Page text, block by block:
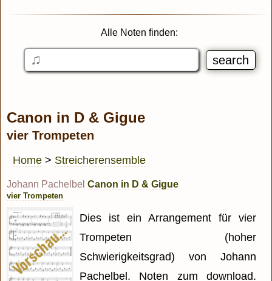
Alle Noten finden:
Canon in D & Gigue
vier Trompeten
Home > Streicherensemble
Johann Pachelbel Canon in D & Gigue
vier Trompeten
Dies ist ein Arrangement für vier
Trompeten (hoher
Schwierigkeitsgrad) von Johann
Pachelbel. Noten zum download.